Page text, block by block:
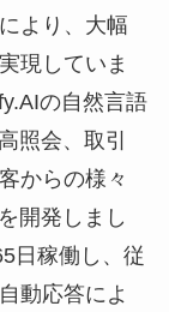
より、大幅
現していま
の自然言語
照会、取引
からの様々
開発しまし
日稼働し、従
動応答によ